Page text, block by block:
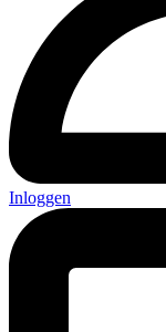
Inloggen